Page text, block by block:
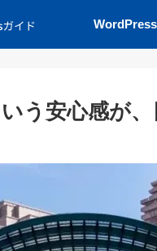
う安心感が